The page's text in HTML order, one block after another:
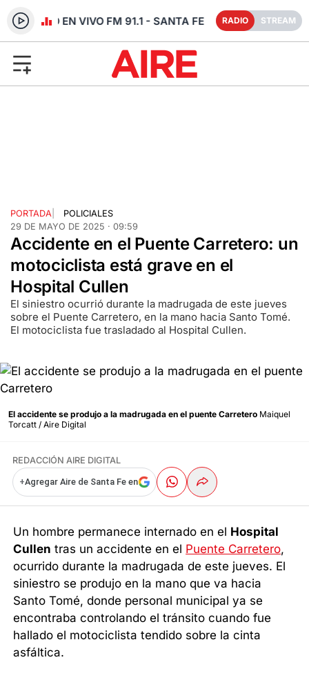
RADIO EN VIVO FM 91.1 - SANTA FE RADIO STREAM
PORTADA
POLICIALES
29 DE MAYO DE 2025 · 09:59
Accidente en el Puente Carretero: un
motociclista está grave en el
Hospital Cullen
El siniestro ocurrió durante la madrugada de este jueves
sobre el Puente Carretero, en la mano hacia Santo Tomé.
El motociclista fue trasladado al Hospital Cullen.
El accidente se produjo a la madrugada en el puente Carretero Maiquel
Torcatt / Aire Digital
REDACCIÓN AIRE DIGITAL
+Agregar Aire de Santa Fe en
Un hombre permanece internado en el Hospital
Cullen tras un accidente en el Puente Carretero,
ocurrido durante la madrugada de este jueves. El
siniestro se produjo en la mano que va hacia
Santo Tomé, donde personal municipal ya se
encontraba controlando el tránsito cuando fue
hallado el motociclista tendido sobre la cinta
asfáltica.